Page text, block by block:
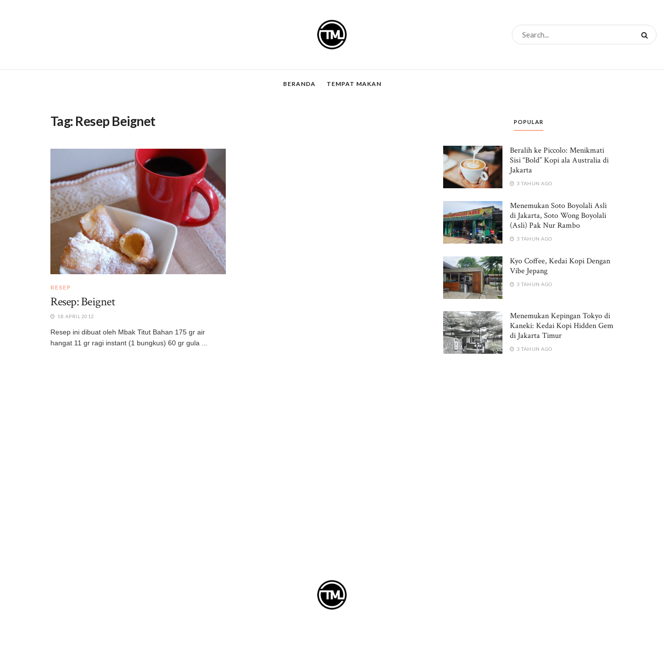
BERANDA TEMPAT MAKAN
Tag: Resep Beignet
RESEP
Resep: Beignet
18 APRIL 2012
Resep ini dibuat oleh Mbak Titut Bahan 175 gr air
hangat 11 gr ragi instant (1 bungkus) 60 gr gula ...
POPULAR
Beralih ke Piccolo: Menikmati
Sisi “Bold” Kopi ala Australia di
Jakarta
3 TAHUN AGO
Menemukan Soto Boyolali Asli
di Jakarta, Soto Wong Boyolali
(Asli) Pak Nur Rambo
3 TAHUN AGO
Kyo Coffee, Kedai Kopi Dengan
Vibe Jepang
3 TAHUN AGO
Menemukan Kepingan Tokyo di
Kaneki: Kedai Kopi Hidden Gem
di Jakarta Timur
3 TAHUN AGO